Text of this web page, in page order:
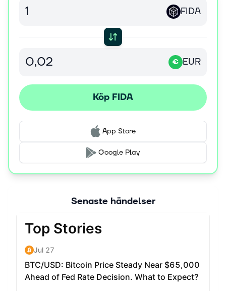
FIDA
€ EUR
Köp FIDA
App Store
Google Play
Senaste händelser